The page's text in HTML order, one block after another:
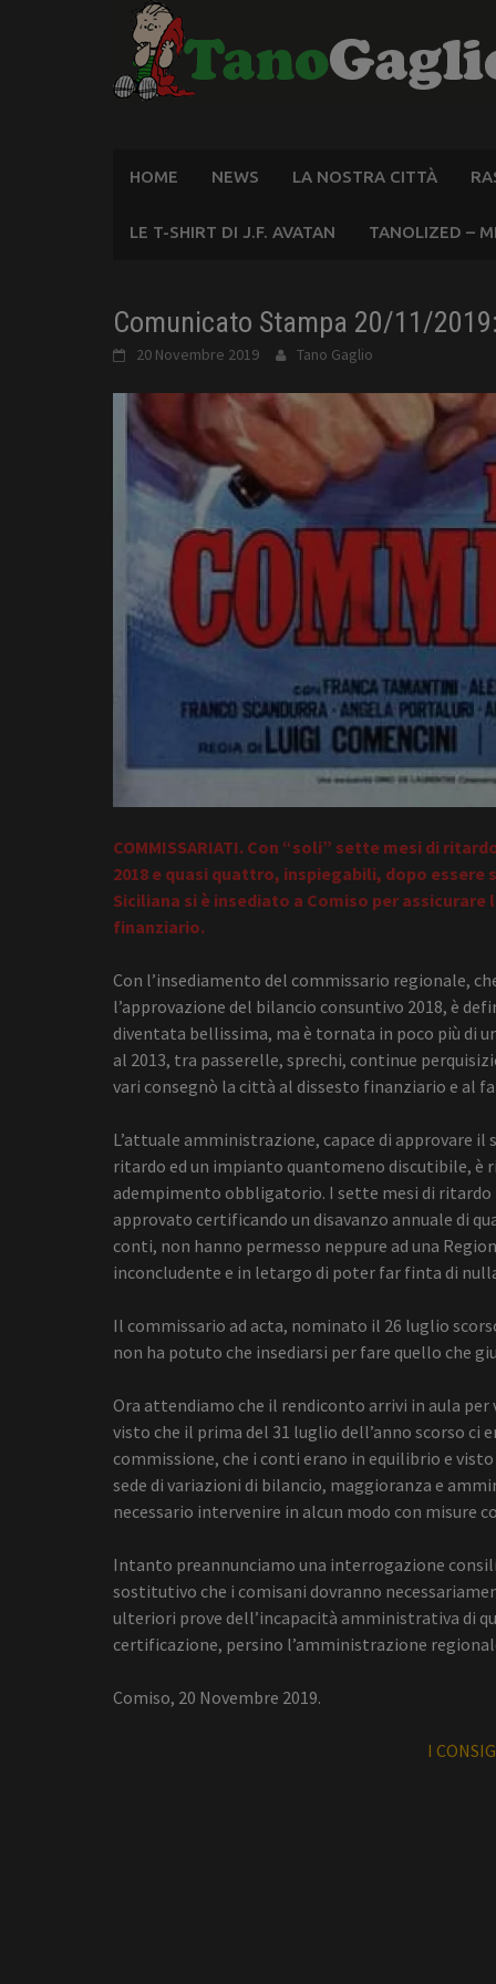
HOME NEWS LA NOSTRA CITTÀ
LE T-SHIRT DI J.F. AVATAN TANOLIZED –
Comunicato Stampa 20/11/2019:
20 Novembre 2019 Tano Gaglio
COMMISSARIATI. Con “soli” sette mesi di
2018 e quasi quattro, inspiegabili, dopo
Siciliana si è insediato a Comiso per
finanziario.
Con l’insediamento del commissario regionale,
l’approvazione del bilancio consuntivo 2018, è
diventata bellissima, ma è tornata in poco più di
al 2013, tra passerelle, sprechi, continue
vari consegnò la città al dissesto finanziario e al
L’attuale amministrazione, capace di approvare
ritardo ed un impianto quantomeno discutibile, è
adempimento obbligatorio. I sette mesi di ritardo
approvato certificando un disavanzo annuale di
conti, non hanno permesso neppure ad una
inconcludente e in letargo di poter far finta di
Il commissario ad acta, nominato il 26 luglio
non ha potuto che insediarsi per fare quello che
Ora attendiamo che il rendiconto arrivi in aula per
visto che il prima del 31 luglio dell’anno scorso ci
commissione, che i conti erano in equilibrio e
sede di variazioni di bilancio, maggioranza e
necessario intervenire in alcun modo con
Intanto preannunciamo una interrogazione
sostitutivo che i comisani dovranno
ulteriori prove dell’incapacità amministrativa di
certificazione, persino l’amministrazione
Comiso, 20 Novembre 2019.
I